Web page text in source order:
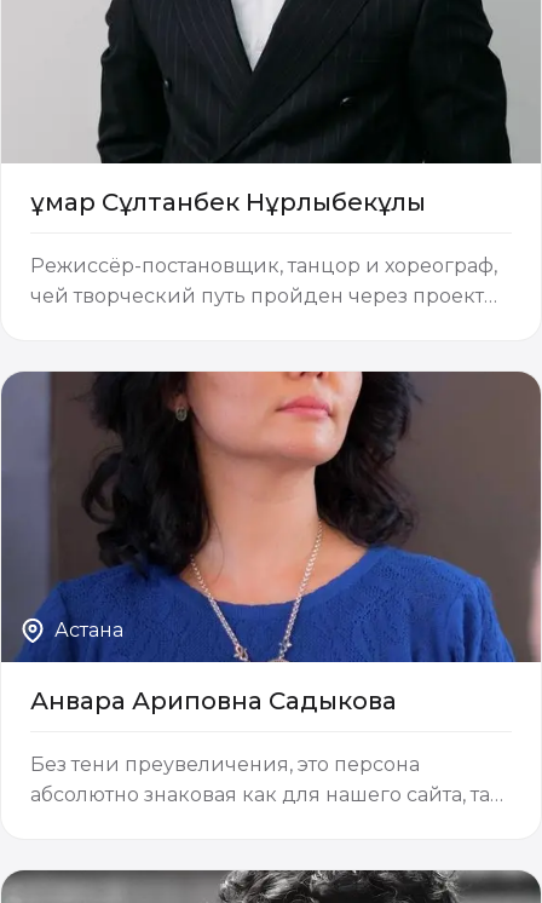
Ғұмар Сұлтанбек Нұрлыбекұлы
Режиссёр-постановщик, танцор и хореограф,
чей творческий путь пройден через проекты
профессионального хореографического
мастерства. Перечислять его заслуги этим
Астана
Анвара Ариповна Садыкова
Без тени преувеличения, это персона
абсолютно знаковая как для нашего сайта, так
переоценить, хотя никто и не пытался: